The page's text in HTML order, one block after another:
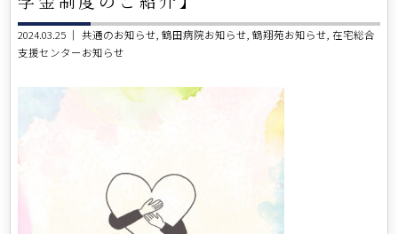
2024.03.25 ｜共通のお知らせ 鶴田病院お知らせ 鶴翔苑お知らせ 在宅総合
支援センターお知らせ